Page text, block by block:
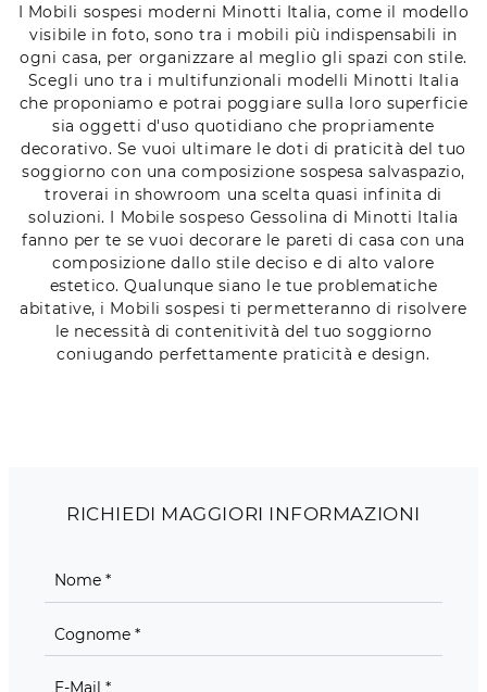
I Mobili sospesi moderni Minotti Italia, come il modello
visibile in foto, sono tra i mobili più indispensabili in
ogni casa, per organizzare al meglio gli spazi con stile.
Scegli uno tra i multifunzionali modelli Minotti Italia
che proponiamo e potrai poggiare sulla loro superficie
sia oggetti d'uso quotidiano che propriamente
decorativo. Se vuoi ultimare le doti di praticità del tuo
soggiorno con una composizione sospesa salvaspazio,
troverai in showroom una scelta quasi infinita di
soluzioni. I Mobile sospeso Gessolina di Minotti Italia
fanno per te se vuoi decorare le pareti di casa con una
composizione dallo stile deciso e di alto valore
estetico. Qualunque siano le tue problematiche
abitative, i Mobili sospesi ti permetteranno di risolvere
le necessità di contenitività del tuo soggiorno
coniugando perfettamente praticità e design.
RICHIEDI MAGGIORI INFORMAZIONI